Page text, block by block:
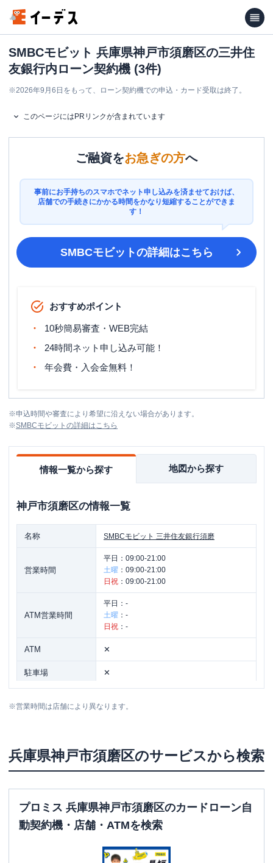
SMBCモビット 兵庫県神戸市須磨区の三井住
友銀行内ローン契約機 (3件)
※2026年9月6日をもって、ローン契約機での申込・カード受取は終了。
このページにはPRリンクが含まれています
ご融資をお急ぎの方へ
事前にお手持ちのスマホでネット申し込みを済ませておけば、
店舗での手続きにかかる時間をかなり短縮することができま
す！
SMBCモビットの詳細はこちら
おすすめポイント
10秒簡易審査・WEB完結
24時間ネット申し込み可能！
年会費・入会金無料！
※申込時間や審査により希望に沿えない場合があります。
※SMBCモビット の詳細はこちら
情報一覧から探す 地図から探す
神戸市須磨区の情報一覧
名称 SMBCモビット 三井住友銀行須磨
営業時間
平日： 09:00-21:00
土曜 ： 09:00-21:00
日祝 ： 09:00-21:00
ATM営業時間
平日： -
土曜 ： -
日祝 ： -
ATM ✕
駐車場 ✕
平日：09:00-21:00
09:00-21:00
ATM営業時間
土曜： -
日祝：-
✕
※営業時間は店舗により異なります。
兵庫県神戸市須磨区のサービスから検索
プロミス 兵庫県神戸市須磨区のカードローン自
動契約機・店舗・ATMを検索